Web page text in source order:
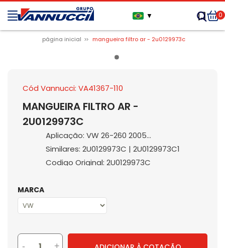
▼ 0
página inicial mangueira filtro ar - 2u0129973c
Cód Vannucci: VA41367-110
MANGUEIRA FILTRO AR -
2U0129973C
Aplicação: VW 26-260 2005...
Similares: 2U0129973C | 2U0129973C1
Codigo Original: 2U0129973C
MARCA
- +